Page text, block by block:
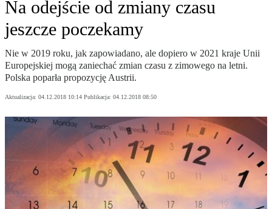
Na odejście od zmiany czasu
jeszcze poczekamy
Nie w 2019 roku, jak zapowiadano, ale dopiero w 2021 kraje Unii
Europejskiej mogą zaniechać zmian czasu z zimowego na letni.
Polska poparła propozycję Austrii.
Aktualizacja: 04.12.2018 10:14 Publikacja: 04.12.2018 08:50